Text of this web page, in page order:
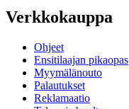
Verkkokauppa
Ohjeet
Ensitilaajan pikaopas
Myymälänouto
Palautukset
Reklamaatio